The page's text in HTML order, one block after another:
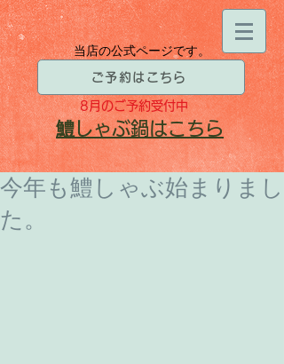
当店の公式ページです。
ご予約はこちら
8月のご予約受付中
​鱧しゃぶ鍋はこちら
今年も鱧しゃぶ始まりまし
た。